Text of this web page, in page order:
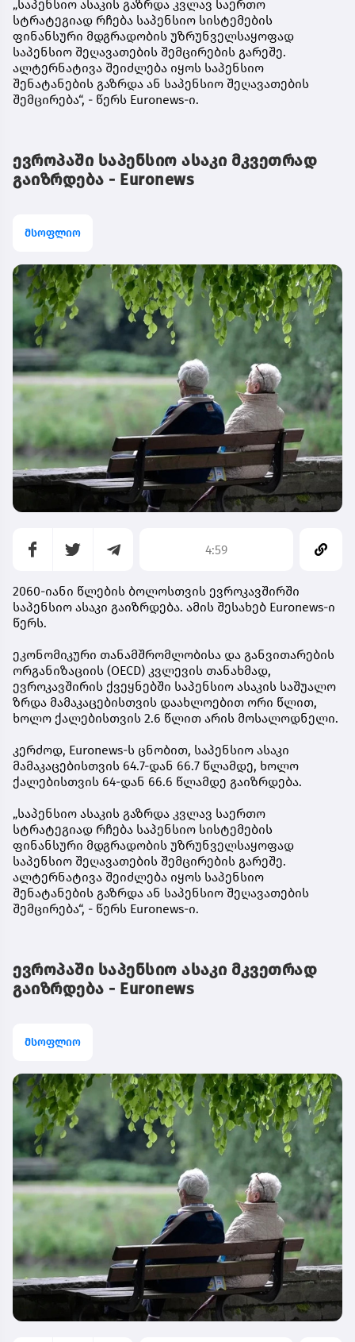
„საპენსიო ასაკის გაზრდა კვლავ საერთო
სტრატეგიად რჩება საპენსიო სისტემების
ფინანსური მდგრადობის უზრუნველსაყოფად
საპენსიო შეღავათების შემცირების გარეშე.
ალტერნატივა შეიძლება იყოს საპენსიო
შენატანების გაზრდა ან საპენსიო შეღავათების
შემცირება“, - წერს Euronews-ი.
ევროპაში საპენსიო ასაკი მკვეთრად
გაიზრდება - Euronews
მსოფლიო
4:59
2060-იანი წლების ბოლოსთვის ევროკავშირში
საპენსიო ასაკი გაიზრდება. ამის შესახებ Euronews-ი
წერს.
ეკონომიკური თანამშრომლობისა და განვითარების
ორგანიზაციის (OECD) კვლევის თანახმად,
ევროკავშირის ქვეყნებში საპენსიო ასაკის საშუალო
ზრდა მამაკაცებისთვის დაახლოებით ორი წლით,
ხოლო ქალებისთვის 2.6 წლით არის მოსალოდნელი.
კერძოდ, Euronews-ს ცნობით, საპენსიო ასაკი
მამაკაცებისთვის 64.7-დან 66.7 წლამდე, ხოლო
ქალებისთვის 64-დან 66.6 წლამდე გაიზრდება.
„საპენსიო ასაკის გაზრდა კვლავ საერთო
სტრატეგიად რჩება საპენსიო სისტემების
ფინანსური მდგრადობის უზრუნველსაყოფად
საპენსიო შეღავათების შემცირების გარეშე.
ალტერნატივა შეიძლება იყოს საპენსიო
შენატანების გაზრდა ან საპენსიო შეღავათების
შემცირება“, - წერს Euronews-ი.
ევროპაში საპენსიო ასაკი მკვეთრად
გაიზრდება - Euronews
მსოფლიო